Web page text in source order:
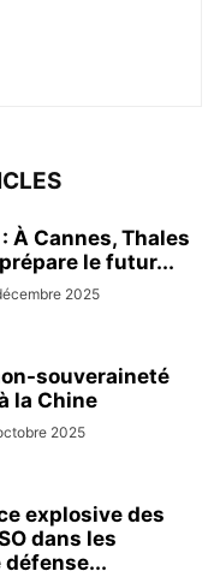
À Cannes, Thales
le futur...
2025
souveraineté
la Chine
2025
explosive des
dans les